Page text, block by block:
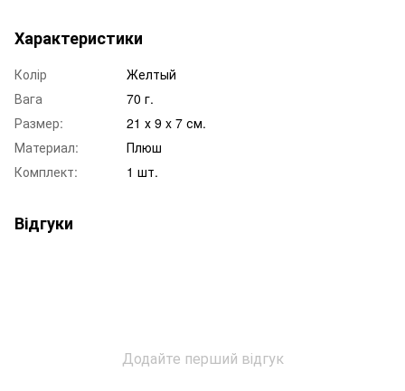
Характеристики
Колір
Желтый
Вага
70 г.
Размер:
21 х 9 x 7 см.
Материал:
Плюш
Комплект:
1 шт.
Відгуки
Додайте перший відгук